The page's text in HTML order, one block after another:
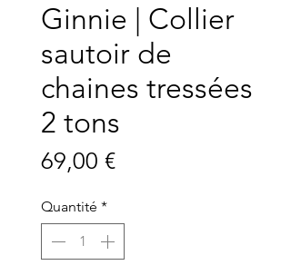
Ginnie | Collier
sautoir de
chaines tressées
2 tons
69,00 €Prix
Quantité *